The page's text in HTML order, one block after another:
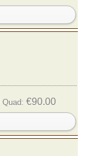
Quad: €90.00